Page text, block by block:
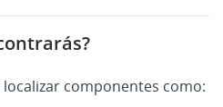
componentes como: